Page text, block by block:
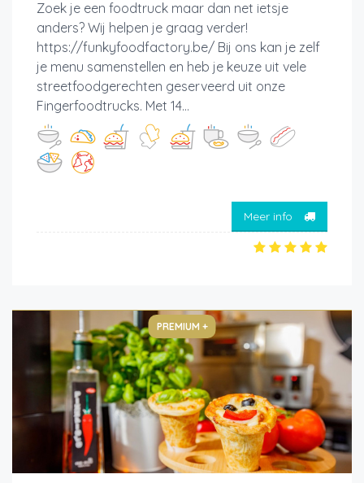
Zoek je een foodtruck maar dan net ietsje
anders? Wij helpen je graag verder!
https://funkyfoodfactory.be/ Bij ons kan je zelf
je menu samenstellen en heb je keuze uit vele
streetfoodgerechten geserveerd uit onze
Fingerfoodtrucks. Met 14...
Meer info
PREMIUM +